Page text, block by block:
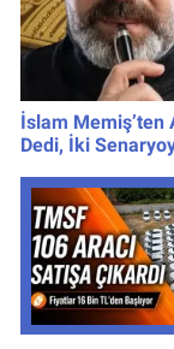
İslam Memiş’ten
Dedi, İki